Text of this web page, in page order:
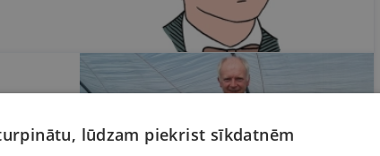
lūdzam piekrist sīkdatnēm